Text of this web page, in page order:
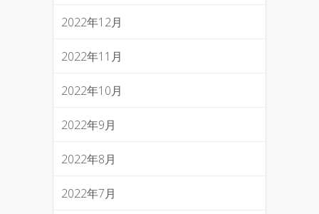
2022年12月
2022年11月
2022年10月
2022年9月
2022年8月
2022年7月